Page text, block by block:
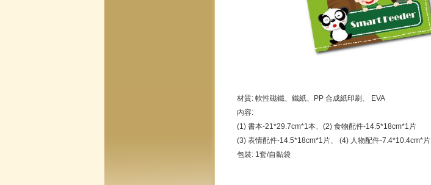
材質: 軟性磁鐵、鐵紙、PP 合成紙印刷、 EVA
內容:
(1) 書本-21*29.7cm*1本、(2) 食物配件-14.5*18cm*1片
(3) 表情配件-14.5*18cm*1片、 (4) 人物配件-7.4*10.4cm*片
包裝: 1套/自黏袋